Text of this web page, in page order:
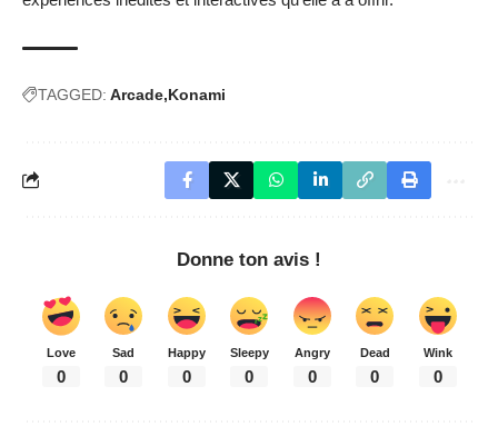
TAGGED: Arcade Konami
Donne ton avis !
Love
0
Sad
0
Happy
0
Sleepy
0
Angry
0
Dead
0
Wink
0